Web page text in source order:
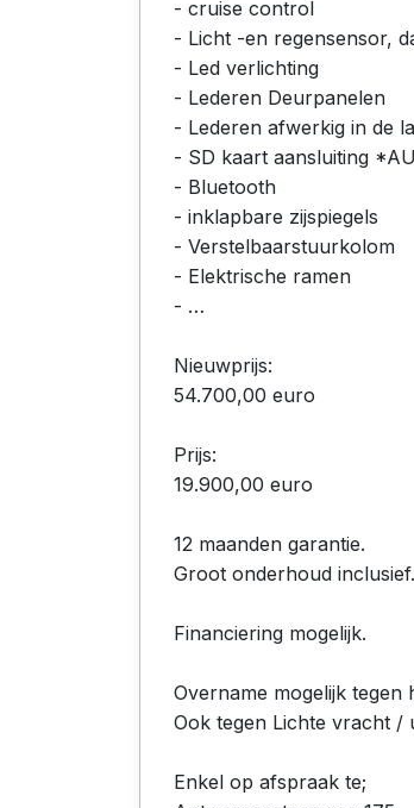
- cruise control
- Licht -en regensensor,
- Led verlichting
- Lederen Deurpanelen
- Lederen afwerkig in de
- SD kaart aansluiting
- Bluetooth
- inklapbare zijspiegels
- Verstelbaarstuurkolom
- Elektrische ramen
- …
Nieuwprijs:
54.700,00 euro
Prijs:
19.900,00 euro
12 maanden garantie.
Groot onderhoud inclusief.
Financiering mogelijk.
Overname mogelijk tegen
Ook tegen Lichte vracht /
Enkel op afspraak te;